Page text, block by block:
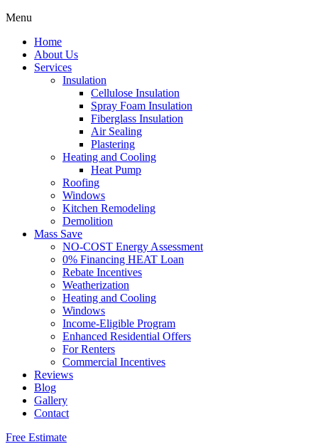
Menu
Home
About Us
Services
Insulation
Cellulose Insulation
Spray Foam Insulation
Fiberglass Insulation
Air Sealing
Plastering
Heating and Cooling
Heat Pump
Roofing
Windows
Kitchen Remodeling
Demolition
Mass Save
NO-COST Energy Assessment
0% Financing HEAT Loan
Rebate Incentives
Weatherization
Heating and Cooling
Windows
Income-Eligible Program
Enhanced Residential Offers
For Renters
Commercial Incentives
Reviews
Blog
Gallery
Contact
Free Estimate